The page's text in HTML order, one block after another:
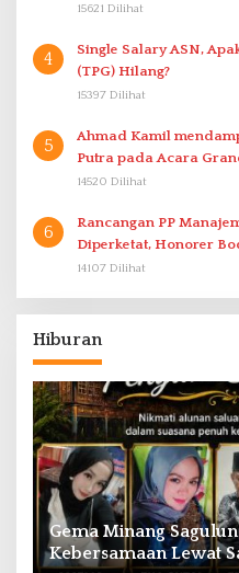
15621 Dilihat
4
Single Salary ASN,
(TPG) Hilang?
15397 Dilihat
5
Ahmad Kamil mendampingi Langsung Dike Mandala
Putra pada Acara
Proklamasi Mirip Bung
14520 Dilihat
6
Rancangan PP
Diperketat, Honorer
14107 Dilihat
Hiburan
Gema Minang
Kebersamaan Lewat